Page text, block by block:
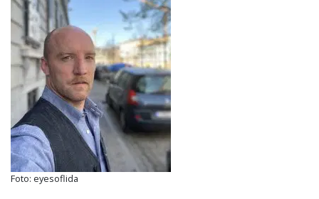
Foto: eyesoflida